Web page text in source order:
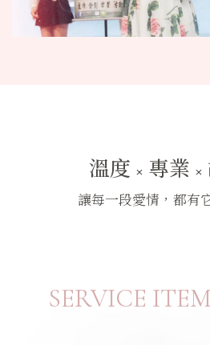
溫度 × 專業
讓每一段愛情，都有
SERVICE